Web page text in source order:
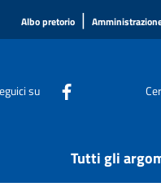
Albo pretorio |
su
Tutti gli